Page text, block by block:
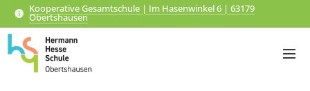
Kooperative Gesamtschule | Im Hasenwinkel 6 | 63179
Obertshausen